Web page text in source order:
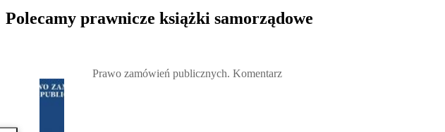
Polecamy prawnicze książki samorządowe
Prawo zamówień publicznych. Komentarz